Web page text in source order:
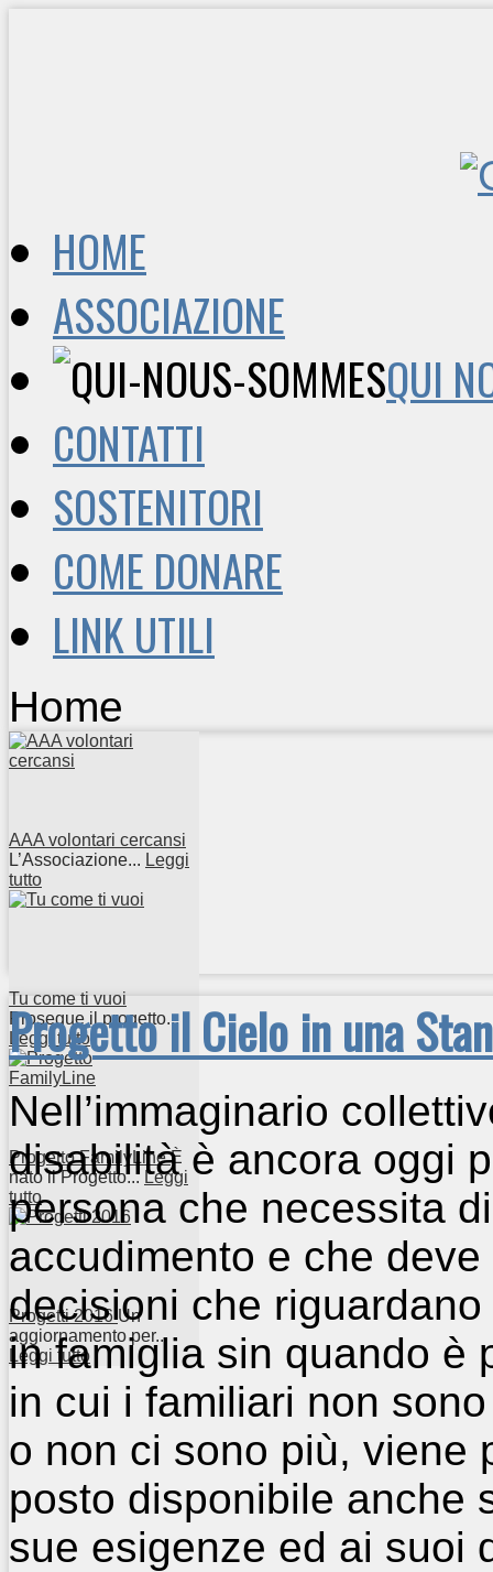
HOME
ASSOCIAZIONE
QUI
CONTATTI
SOSTENITORI
COME DONARE
LINK UTILI
Home
AAA volontari cercansi
L’Associazione... Leggi
tutto
Tu come ti vuoi
Prosegue il progetto...
Leggi tutto
Progetto FamilyLineÈ
nato il Progetto... Leggi
tutto
Progetti 2016Un
aggiornamento per...
Leggi tutto
Progetto il Cielo in una
Nell’immaginario
disabilità è ancora oggi
persona che necessita
accudimento e che
decisioni che
in famiglia sin quando è
in cui i familiari non
o non ci sono più, viene
posto disponibile anche
sue esigenze ed ai suoi